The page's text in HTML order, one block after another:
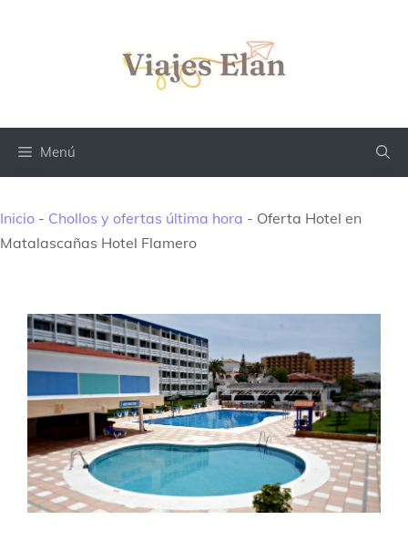
Menú
Inicio - Chollos y ofertas última hora - Oferta Hotel en
Matalascañas Hotel Flamero